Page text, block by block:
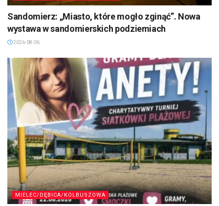
Sandomierz: „Miasto, które mogło zginąć”. Nowa
wystawa w sandomierskich podziemiach
2026-08-06
MIELEC/DĘBICA/KOLBUSZOWA